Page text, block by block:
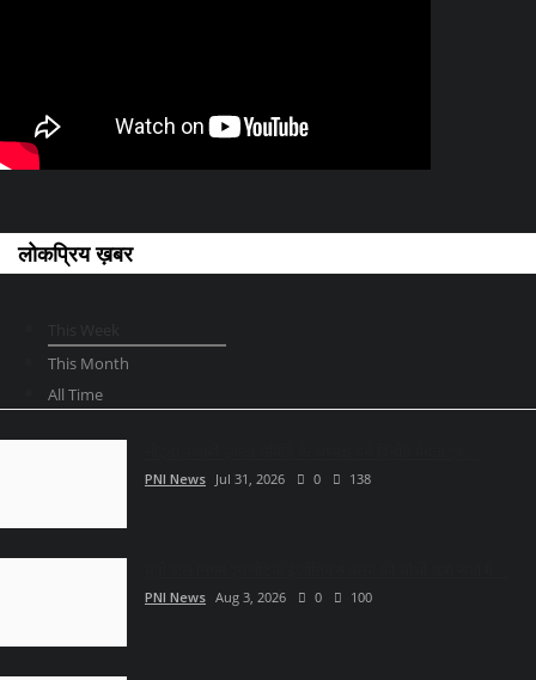
लोकप्रिय ख़बर
This Month
All Time
PNI News Jul 31, 2026 0 138
PNI News Aug 3, 2026 0 100